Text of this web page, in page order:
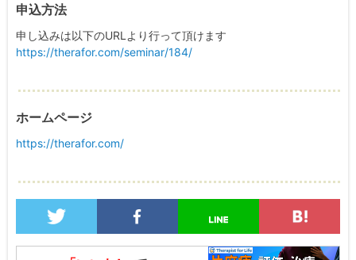
申込方法
申し込みは以下のURLより行って頂けます
https://therafor.com/seminar/184/
ホームページ
https://therafor.com/